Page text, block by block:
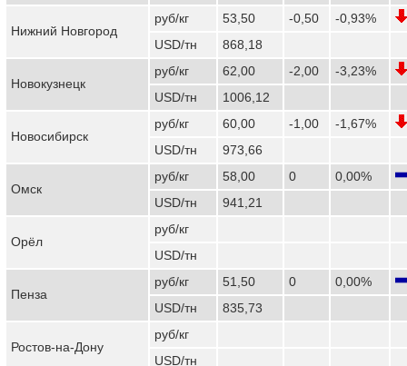
Нижний Новгород
руб/кг 53,50 -0,50
-0,93%
USD/тн
868,18
Новокузнецк
руб/кг 62,00 -2,00
-3,23%
USD/тн
1006,12
Новосибирск
руб/кг 60,00 -1,00
-1,67%
USD/тн
973,66
Омск
руб/кг 58,00 0
0,00%
USD/тн
941,21
Орёл
руб/кг
USD/тн
Пенза
руб/кг 51,50 0
0,00%
USD/тн
835,73
Ростов-на-Дону
руб/кг
USD/тн